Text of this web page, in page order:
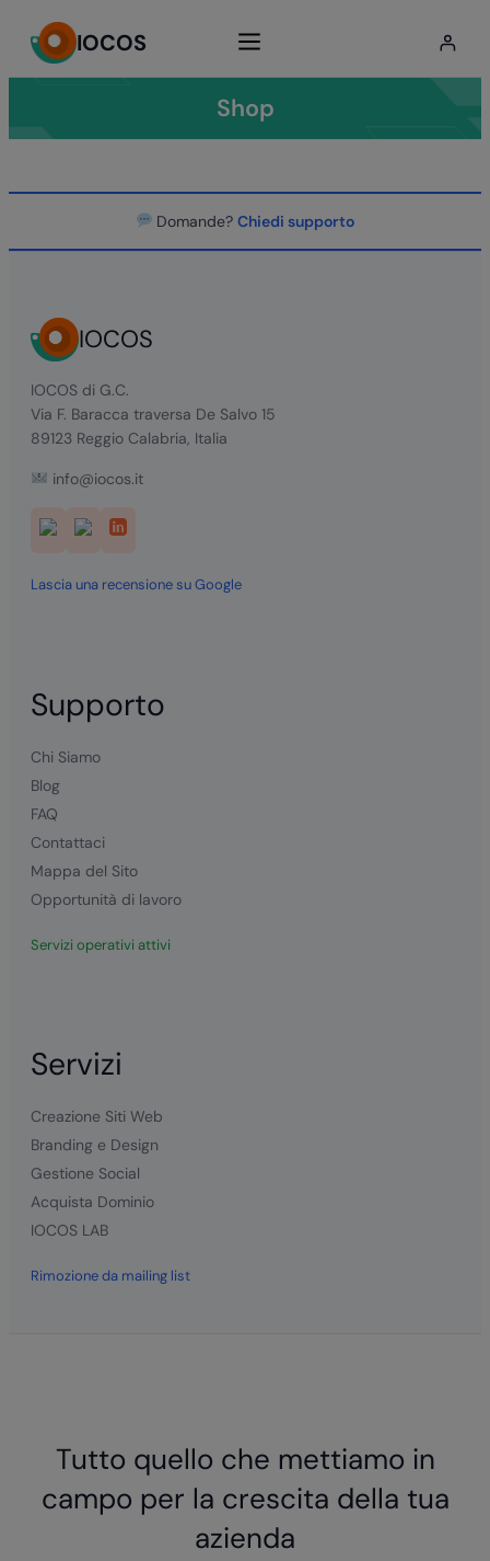
contenuto
IOCOS
Shop
Domande?Chiedi supporto
IOCOS
IOCOS di G.C.
Via F. Baracca traversa De Salvo 15
89123 Reggio Calabria, Italia
info@iocos.it
Lascia una recensione su Google
Supporto
Chi Siamo
Blog
FAQ
Contattaci
Mappa del Sito
Opportunità di lavoro
Servizi operativi attivi
Servizi
Creazione Siti Web
Branding e Design
Gestione Social
Acquista Dominio
IOCOS LAB
Rimozione da mailing list
Tutto quello che mettiamo in
campo per la crescita della tua
azienda